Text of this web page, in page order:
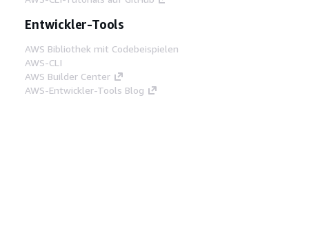
Entwickler-Tools
AWS Bibliothek mit Codebeispielen
AWS-CLI
AWS Builder Center
AWS-Entwickler-Tools Blog